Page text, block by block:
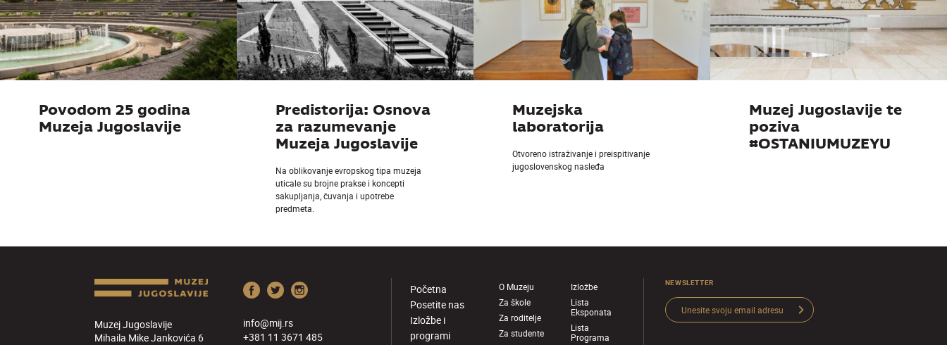
Povodom 25 godina
Muzeja Jugoslavije
Predistorija: Osnova
za razumevanje
Muzeja Jugoslavije
Na oblikovanje evropskog tipa muzeja
uticale su brojne prakse i koncepti
sakupljanja, čuvanja i upotrebe
predmeta.
Muzejska
laboratorija
Otvoreno istraživanje i preispitivanje
jugoslovenskog nasleđa
Muzej Jugoslavije te
poziva
#OSTANIUMUZEYU
Muzej Jugoslavije
Mihaila Mike Jankovića 6
info@mij.rs
+381 11 3671 485
Početna
Posetite nas
Izložbe i
programi
O Muzeju
Za škole
Za roditelje
Za studente
Izložbe
Lista
Eksponata
Lista
Programa
NEWSLETTER